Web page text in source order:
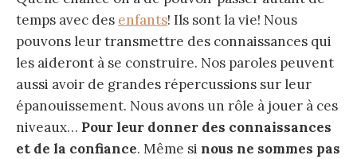
temps avec des enfants! Ils sont la vie! Nous
pouvons leur transmettre des connaissances qui
les aideront à se construire. Nos paroles peuvent
aussi avoir de grandes répercussions sur leur
épanouissement. Nous avons un rôle à jouer à ces
niveaux… Pour leur donner des connaissances
et de la confiance. Même si nous ne sommes pas